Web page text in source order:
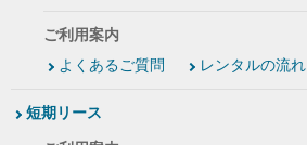
ご利用案内
よくあるご質問
レンタルの流れ
短期リース